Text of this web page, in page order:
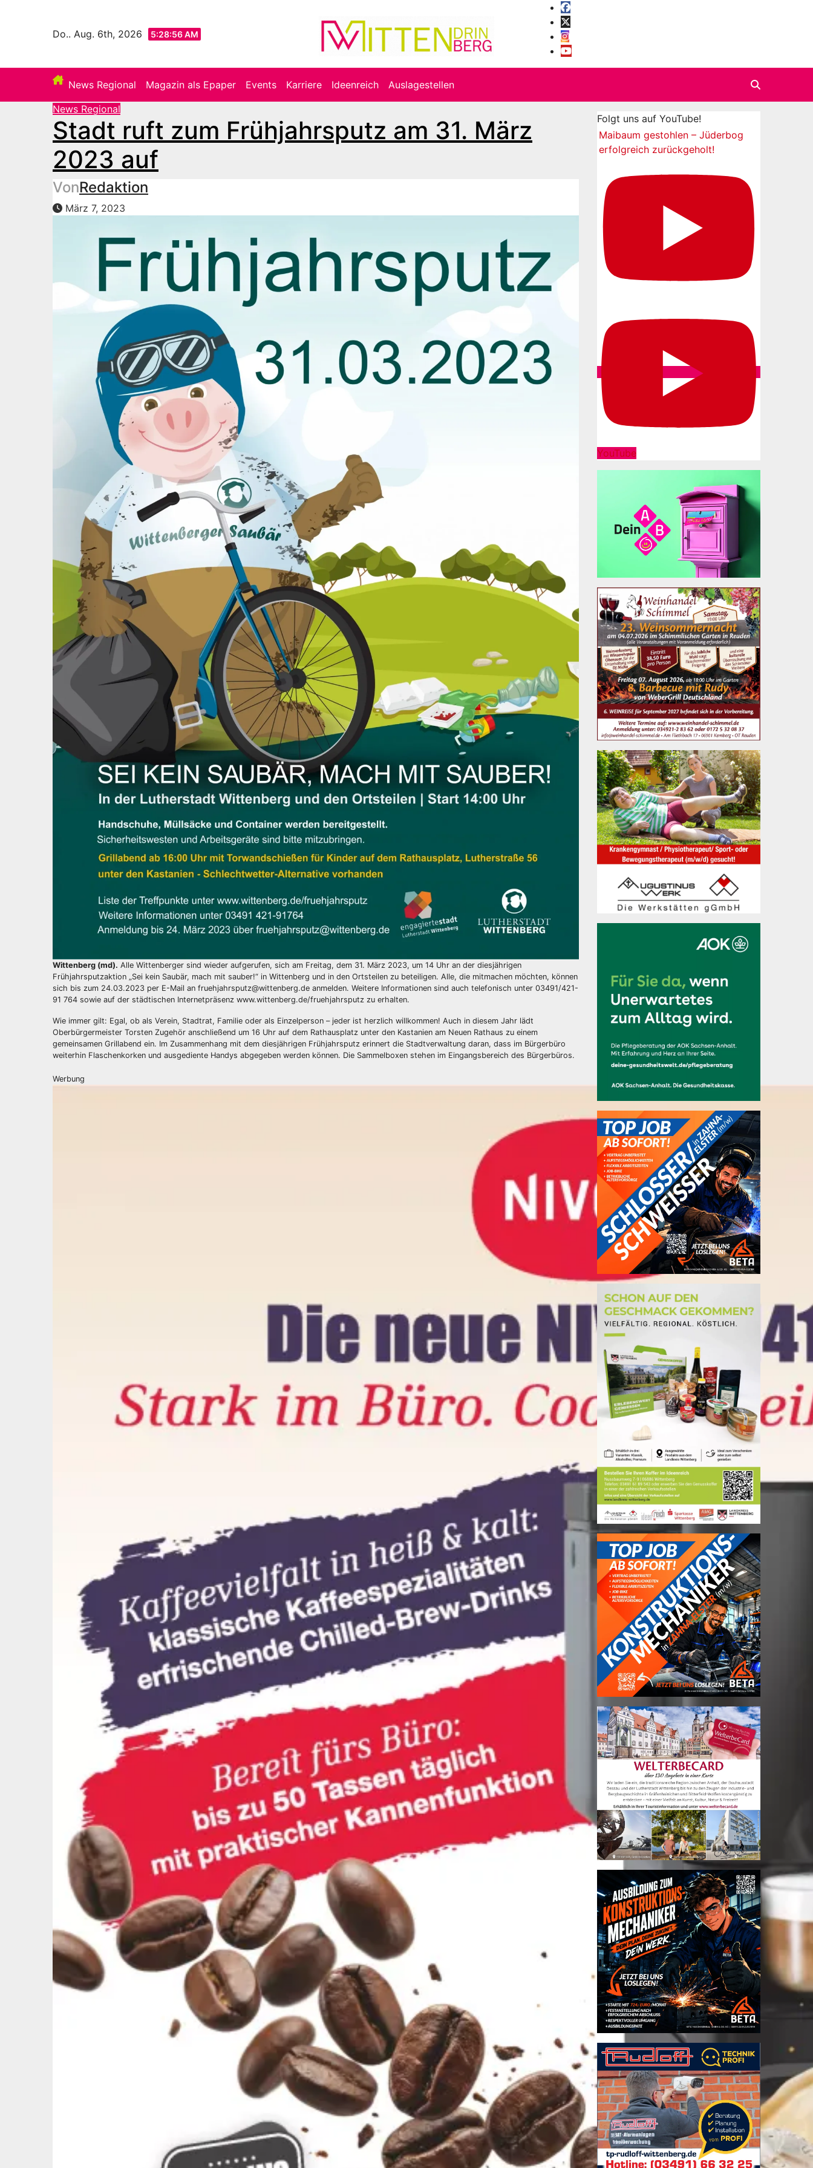
Do.. Aug. 6th, 2026 5:28:58 AM
News Regional Magazin als Epaper Events Karriere Ideenreich
Auslagestellen
News Regional
Stadt ruft zum Frühjahrsputz am 31. März
2023 auf
VonRedaktion
März 7, 2023
Wittenberg (md). Alle Wittenberger sind wieder aufgerufen, sich am Freitag, dem 31. März 2023, um 14 Uhr an der diesjährigen
Frühjahrsputzaktion „Sei kein Saubär, mach mit sauber!“ in Wittenberg und in den Ortsteilen zu beteiligen. Alle, die mitmachen möchten, können
sich bis zum 24.03.2023 per E-Mail an fruehjahrsputz@wittenberg.de anmelden. Weitere Informationen sind auch telefonisch unter 03491/421-
91 764 sowie auf der städtischen Internetpräsenz www.wittenberg.de/fruehjahrsputz zu erhalten.
Wie immer gilt: Egal, ob als Verein, Stadtrat, Familie oder als Einzelperson – jeder ist herzlich willkommen! Auch in diesem Jahr lädt
Oberbürgermeister Torsten Zugehör anschließend um 16 Uhr auf dem Rathausplatz unter den Kastanien am Neuen Rathaus zu einem
gemeinsamen Grillabend ein. Im Zusammenhang mit dem diesjährigen Frühjahrsputz erinnert die Stadtverwaltung daran, dass im Bürgerbüro
weiterhin Flaschenkorken und ausgediente Handys abgegeben werden können. Die Sammelboxen stehen im Eingangsbereich des Bürgerbüros.
Werbung
Folgt uns auf YouTube!
Maibaum gestohlen – Jüderbog
erfolgreich zurückgeholt!
YouTube